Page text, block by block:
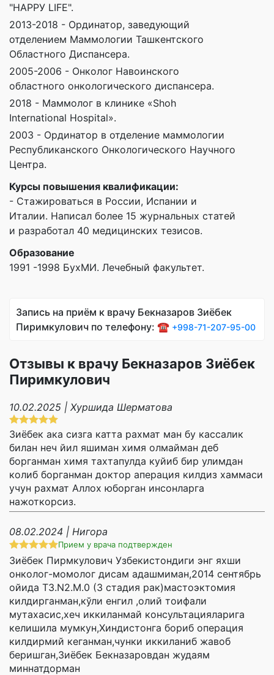
"НАРРУ LIFE".
2013-2018 - Ординатор, заведующий
отделением Маммологии Ташкентского
Областного Диспансера.
2005-2006 - Онколог Навоинского
областного онкологического диспансера.
2018 - Маммолог в клинике «Shoh
International Hospital».
2003 - Ординатор в отделение маммологии
Республиканского Онкологического Научного
Центра.
Курсы повышения квалификации:
- Стажироваться в России, Испании и
Италии. Написал более 15 журнальных статей
и разработал 40 медицинских тезисов.
Образование
1991 -1998 БухМИ. Лечебный факультет.
Запись на приём к врачу Бекназаров Зиёбек
Пиримкулович по телефону: ☎️ +998-71-207-95-00
Отзывы к врачу Бекназаров Зиёбек
Пиримкулович
10.02.2025 | Хуршида Шерматова
Зиëбек ака сизга катта рахмат ман бу кассалик
билан неч йил яшиман химя олмайман деб
борганман химя тахтапулда куйиб бир улимдан
колиб борганман доктор аперация килдиз хаммаси
учун рахмат Аллох юборган инсонларга
нажоткорсиз.
08.02.2024 | Нигора
Прием у врача подтвержден
Зиёбек Пирмкулович Узбекистондиги энг яхши
онколог-момолог дисам адашмиман,2014 сентябрь
ойида Т3.N2.M.0 (3 стадия рак)мастоэктомия
килдирганман,кўли енгил ,олий тоифали
мутахасис,хеч иккиланмай консультацияларига
келишила мумкун,Хиндистонга бориб операция
килдирмий кеганман,чунки иккиланиб жавоб
беришган,Зиёбек Бекназаровдан жудаям
миннатдорман